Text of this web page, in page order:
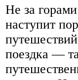
Не за
наступит
поездка —